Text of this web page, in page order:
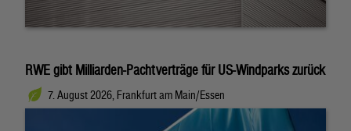
RWE gibt Milliarden-Pachtverträge für US-Windparks zurück
7. August 2026, Frankfurt am Main/Essen